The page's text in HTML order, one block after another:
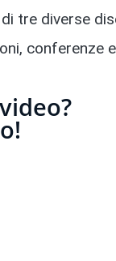
tre diverse
conferenze